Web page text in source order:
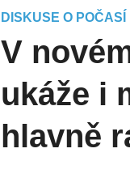
DISKUSE O POČASÍ
V
ukáže i
hlavně